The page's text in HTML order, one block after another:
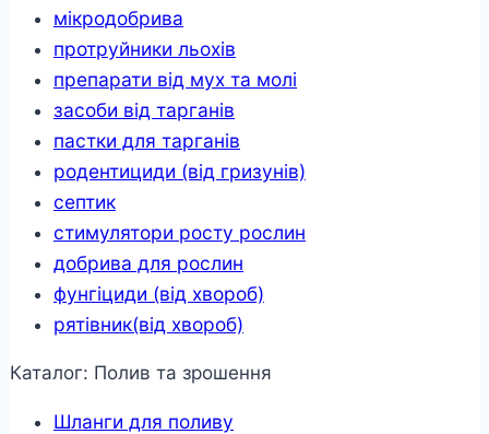
мікродобрива
протруйники льохів
препарати від мух та молі
засоби від тарганів
пастки для тарганів
родентициди (від гризунів)
септик
стимулятори росту рослин
добрива для рослин
фунгіциди (від хвороб)
рятівник(від хвороб)
Каталог: Полив та зрошення
Шланги для поливу